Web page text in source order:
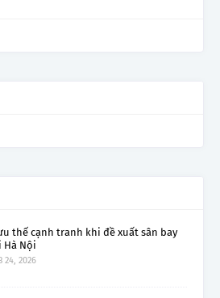
thế cạnh tranh khi đề xuất sân bay
Hà Nội
24, 2026